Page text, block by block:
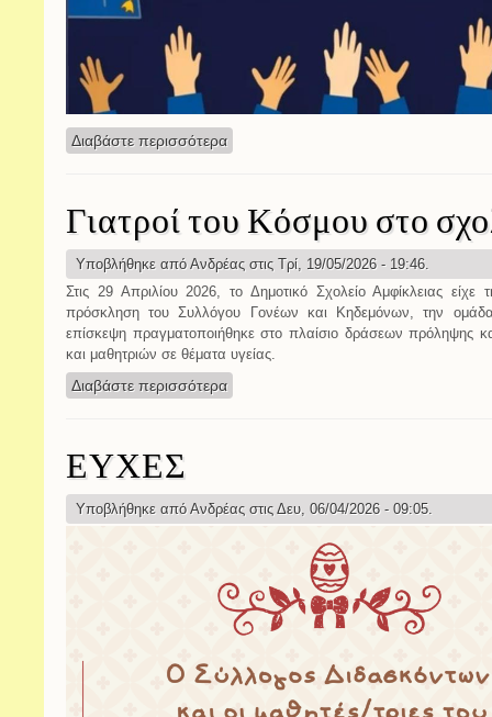
Διαβάστε περισσότερα
Γιατροί του Κόσμου στο
Υποβλήθηκε από Ανδρέας στις Τρί, 19/05/2026 - 19:46.
Στις 29 Απριλίου 2026, το Δημοτικό Σχολείο Αμφίκλειας
πρόσκληση του Συλλόγου Γονέων και Κηδεμόνων, την
επίσκεψη πραγματοποιήθηκε στο πλαίσιο δράσεων πρόληψης
και μαθητριών σε θέματα υγείας.
Διαβάστε περισσότερα
ΕΥΧΕΣ
Υποβλήθηκε από Ανδρέας στις Δευ, 06/04/2026 - 09:05.